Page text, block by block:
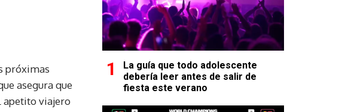
próximas
asegura que
apetito viajero
La guía que todo adolescente
debería leer antes de salir de
fiesta este verano